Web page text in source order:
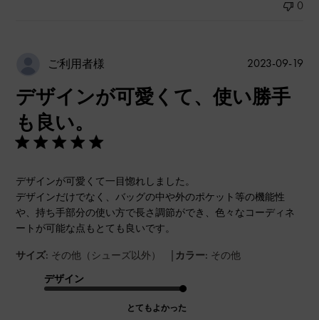
0
ご利用者様
デザインが可愛くて、使い勝手
も良い。
デザインが可愛くて一目惚れしました。
デザインだけでなく、バッグの中や外のポケット等の機能性
や、持ち手部分の使い方で長さ調節ができ、色々なコーディネ
ートが可能な点もとても良いです。
サイズ: その他（シューズ以外） | カラー: その他
デザイン
とてもよかった
公
2023-09-19